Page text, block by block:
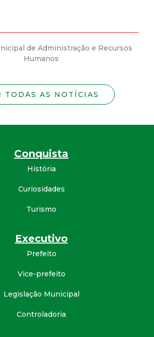
de Administração e Recursos
Humanos
TODAS AS NOTÍCIAS
Conquista
História
Curiosidades
Turismo
Executivo
Prefeito
Vice-prefeito
Legislação Municipal
Controladoria